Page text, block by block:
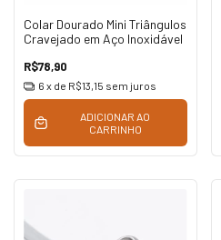
Colar Dourado Mini Triângulos
Cravejado em Aço Inoxidável
R$78,90
6 x de R$13,15 sem juros
ADICIONAR AO
CARRINHO